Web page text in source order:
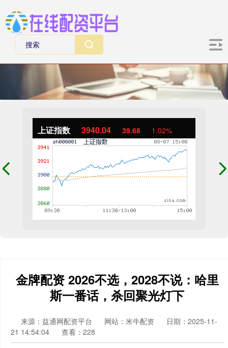
上证指数 3940.04 39.68 1.02%
金牌配资 2026不选，2028不说：哈里
斯一番话，杀回聚光灯下
来源：益通网配资平台 网站：米牛配资
日期：2025-11-
21 14:54:04
查看：228